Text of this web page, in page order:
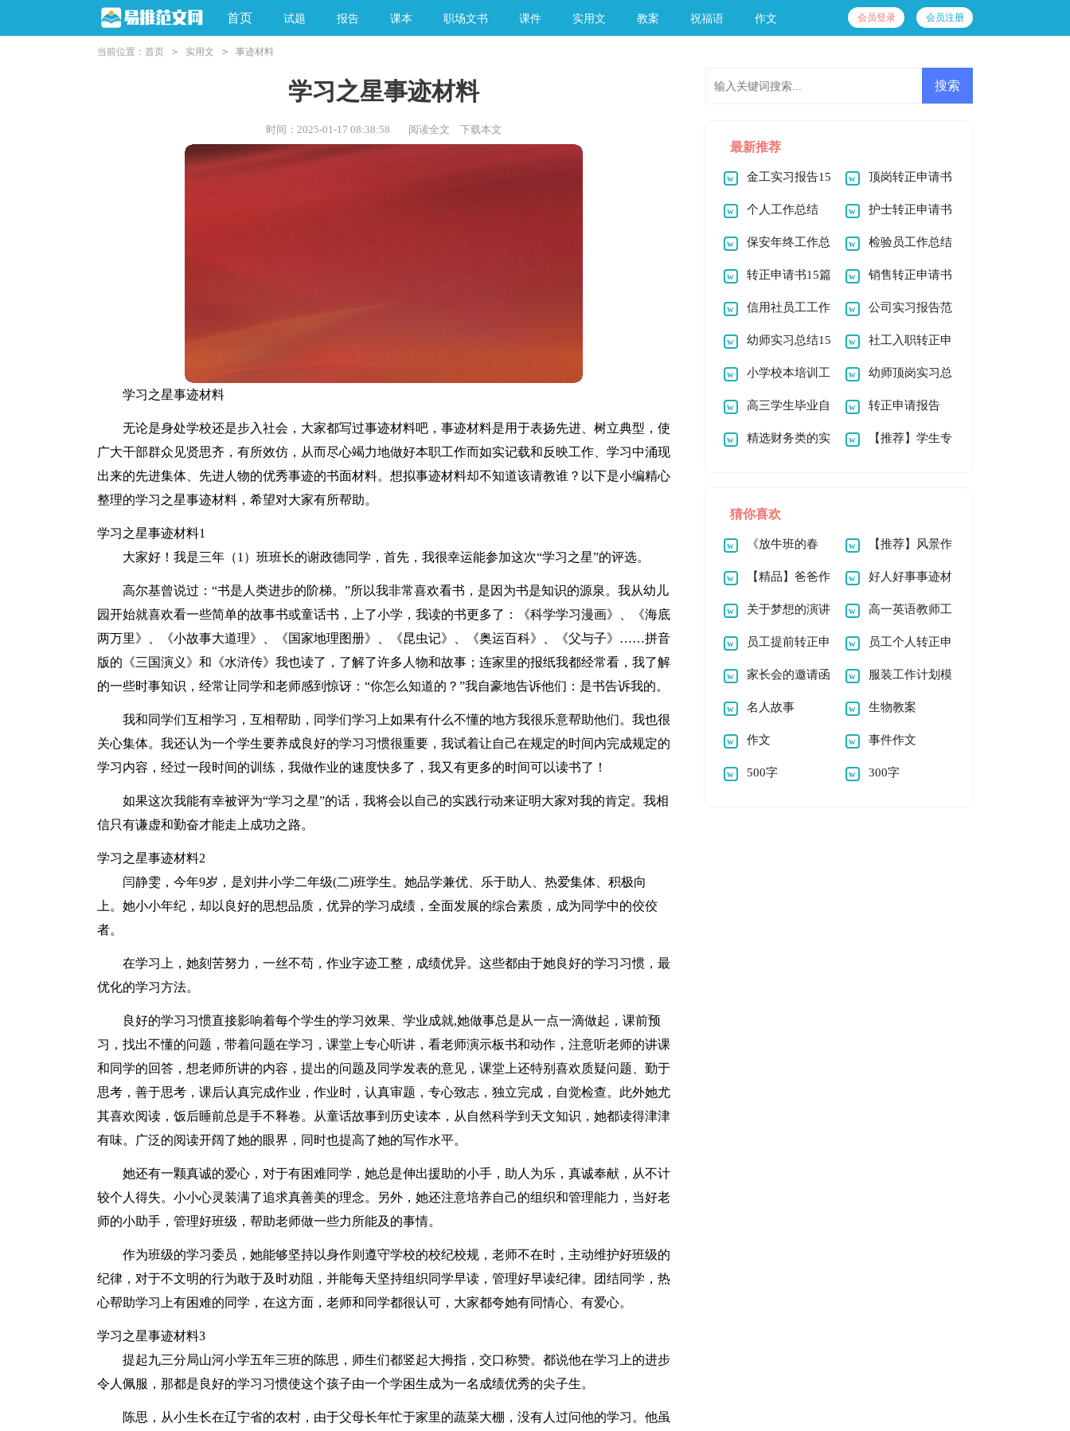
首页 试题 报告 课本 职场文书 课件 实用文 教案 祝福语 作文 会员登录 会员注册
当前位置： 首页 > 实用文 > 事迹材料
学习之星事迹材料
时间：2025-01-17 08:38:58 阅读全文 下载本文
学习之星事迹材料
无论是身处学校还是步入社会，大家都写过事迹材料吧，事迹材料是用于表扬先进、树立典型，使
广大干部群众见贤思齐，有所效仿，从而尽心竭力地做好本职工作而如实记载和反映工作、学习中涌现
出来的先进集体、先进人物的优秀事迹的书面材料。想拟事迹材料却不知道该请教谁？以下是小编精心
整理的学习之星事迹材料，希望对大家有所帮助。
学习之星事迹材料1
大家好！我是三年（1）班班长的谢政德同学，首先，我很幸运能参加这次“学习之星”的评选。
高尔基曾说过：“书是人类进步的阶梯。”所以我非常喜欢看书，是因为书是知识的源泉。我从幼儿
园开始就喜欢看一些简单的故事书或童话书，上了小学，我读的书更多了：《科学学习漫画》、《海底
两万里》、《小故事大道理》、《国家地理图册》、《昆虫记》、《奥运百科》、《父与子》……拼音
版的《三国演义》和《水浒传》我也读了，了解了许多人物和故事；连家里的报纸我都经常看，我了解
的一些时事知识，经常让同学和老师感到惊讶：“你怎么知道的？”我自豪地告诉他们：是书告诉我的。
我和同学们互相学习，互相帮助，同学们学习上如果有什么不懂的地方我很乐意帮助他们。我也很
关心集体。我还认为一个学生要养成良好的学习习惯很重要，我试着让自己在规定的时间内完成规定的
学习内容，经过一段时间的训练，我做作业的速度快多了，我又有更多的时间可以读书了！
如果这次我能有幸被评为“学习之星”的话，我将会以自己的实践行动来证明大家对我的肯定。我相
信只有谦虚和勤奋才能走上成功之路。
学习之星事迹材料2
闫静雯，今年9岁，是刘井小学二年级(二)班学生。她品学兼优、乐于助人、热爱集体、积极向
上。她小小年纪，却以良好的思想品质，优异的学习成绩，全面发展的综合素质，成为同学中的佼佼
者。
在学习上，她刻苦努力，一丝不苟，作业字迹工整，成绩优异。这些都由于她良好的学习习惯，最
优化的学习方法。
良好的学习习惯直接影响着每个学生的学习效果、学业成就,她做事总是从一点一滴做起，课前预
习，找出不懂的问题，带着问题在学习，课堂上专心听讲，看老师演示板书和动作，注意听老师的讲课
和同学的回答，想老师所讲的内容，提出的问题及同学发表的意见，课堂上还特别喜欢质疑问题、勤于
思考，善于思考，课后认真完成作业，作业时，认真审题，专心致志，独立完成，自觉检查。此外她尤
其喜欢阅读，饭后睡前总是手不释卷。从童话故事到历史读本，从自然科学到天文知识，她都读得津津
有味。广泛的阅读开阔了她的眼界，同时也提高了她的写作水平。
她还有一颗真诚的爱心，对于有困难同学，她总是伸出援助的小手，助人为乐，真诚奉献，从不计
较个人得失。小小心灵装满了追求真善美的理念。另外，她还注意培养自己的组织和管理能力，当好老
师的小助手，管理好班级，帮助老师做一些力所能及的事情。
作为班级的学习委员，她能够坚持以身作则遵守学校的校纪校规，老师不在时，主动维护好班级的
纪律，对于不文明的行为敢于及时劝阻，并能每天坚持组织同学早读，管理好早读纪律。团结同学，热
心帮助学习上有困难的同学，在这方面，老师和同学都很认可，大家都夸她有同情心、有爱心。
学习之星事迹材料3
提起九三分局山河小学五年三班的陈思，师生们都竖起大拇指，交口称赞。都说他在学习上的进步
令人佩服，那都是良好的学习习惯使这个孩子由一个学困生成为一名成绩优秀的尖子生。
陈思，从小生长在辽宁省的农村，由于父母长年忙于家里的蔬菜大棚，没有人过问他的学习。他虽
最新推荐
金工实习报告15
篇
顶岗转正申请书
个人工作总结
(通用15篇)
护士转正申请书
保安年终工作总
结
检验员工作总结
转正申请书15篇 销售转正申请书
信用社员工工作
总结
公司实习报告范
文汇总10篇
幼师实习总结15
篇
社工入职转正申
请书
小学校本培训工
作总结
幼师顶岗实习总
结
高三学生毕业自
我鉴定
转正申请报告
精选财务类的实 【推荐】学生专
猜你喜欢
《放牛班的春
天》观后感(汇编15
篇)
【推荐】风景作
文500字4篇
【精品】爸爸作
文300字3篇
好人好事事迹材
料通用15篇
关于梦想的演讲
稿合集15篇
高一英语教师工
作计划
员工提前转正申
请书15篇
员工个人转正申
请书【推荐】
家长会的邀请函
(精选15篇)
服装工作计划模
板
名人故事 生物教案
作文 事件作文
500字 300字